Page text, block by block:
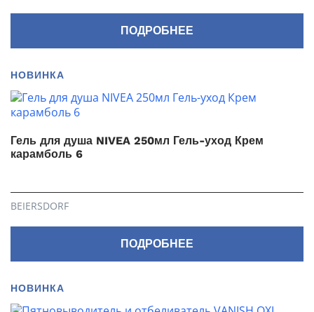
ПОДРОБНЕЕ
НОВИНКА
Гель для душа NIVEA 250мл Гель-уход Крем
карамболь 6
BEIERSDORF
ПОДРОБНЕЕ
НОВИНКА